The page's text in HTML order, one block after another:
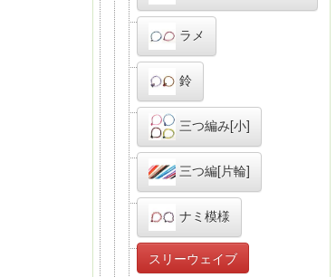
ラメ
鈴
三つ編み[小]
三つ編[片輪]
ナミ模様
スリーウェイブ